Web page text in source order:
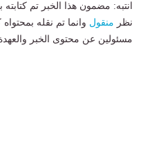
انتبه: مضمون هذا الخبر تم
نظر منقول وانما تم نقله
مسئولين عن محتوى الخبر